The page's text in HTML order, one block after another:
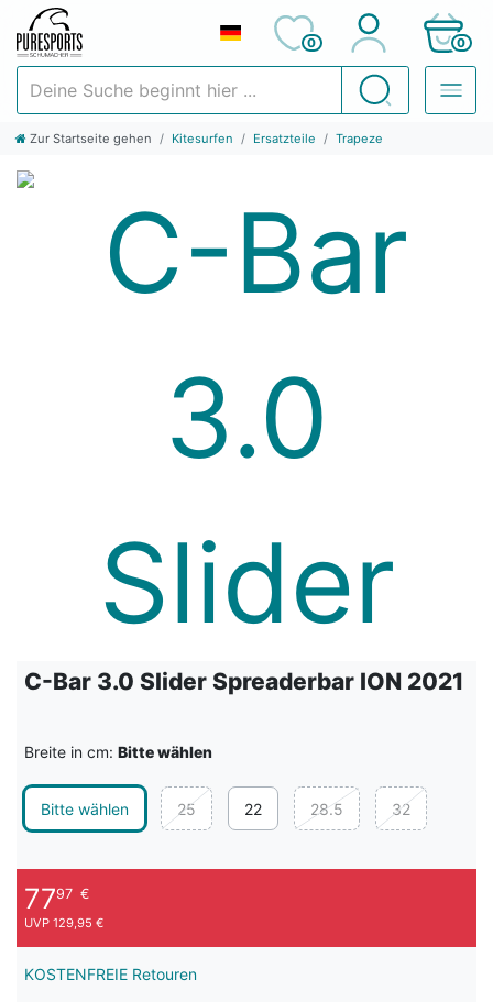
Suchen
0 0
Zur Startseite gehen Kitesurfen Ersatzteile Trapeze
C-Bar 3.0 Slider Spreaderbar ION 2021
Breite in cm: Bitte wählen
Bitte wählen 25 22 28.5 32
7797 €
UVP 129,95 €
KOSTENFREIE Retouren